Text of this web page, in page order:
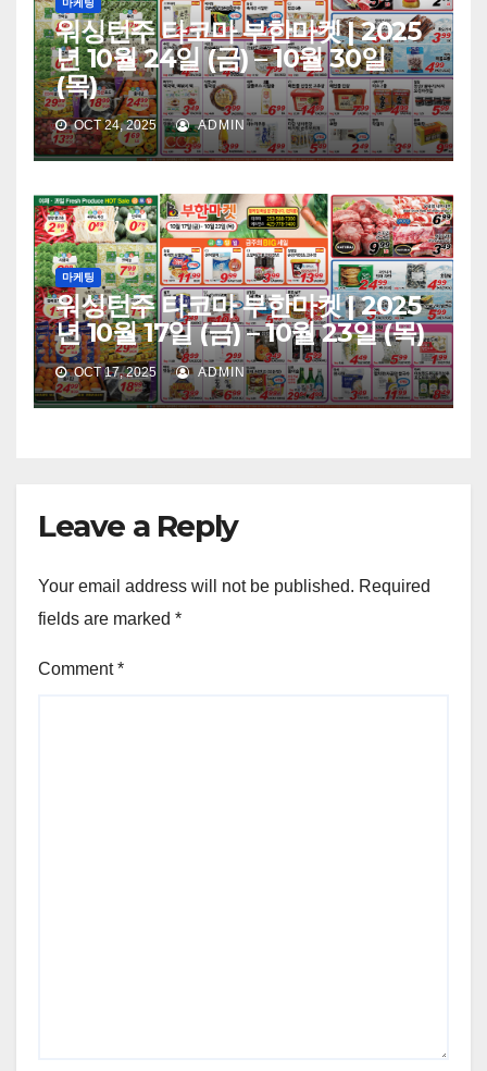
마케팅
워싱턴주 타코마 부한마켓 | 2025
년 10월 24일 (금) – 10월 30일
(목)
OCT 24, 2025 ADMIN
마케팅
워싱턴주 타코마 부한마켓 | 2025
년 10월 17일 (금) – 10월 23일 (목)
OCT 17, 2025 ADMIN
Leave a Reply
Your email address will not be published. Required
fields are marked *
Comment*